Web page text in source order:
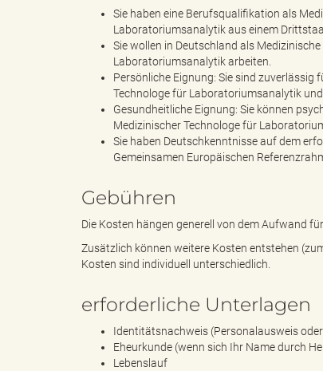
n
r
Sie haben eine Berufsqualifikation als
Laboratoriumsanalytik aus einem
Sie wollen in Deutschland als
Laboratoriumsanalytik arbeiten.
Persönliche Eignung: Sie sind
Technologe für Laboratoriumsanalytik
Gesundheitliche Eignung: Sie können
Medizinischer Technologe für
Sie haben Deutschkenntnisse auf dem
Gemeinsamen Europäischen
Gebühren
Die Kosten hängen generell von dem Aufwand
Zusätzlich können weitere Kosten entstehen
Kosten sind individuell unterschiedlich.
erforderliche Unterlagen
Identitätsnachweis (Personalausweis
Eheurkunde (wenn sich Ihr Name durch
Lebenslauf